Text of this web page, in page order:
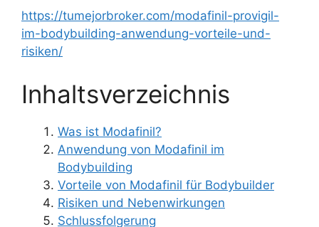
https://tumejorbroker.com/modafinil-provigil-
im-bodybuilding-anwendung-vorteile-und-
risiken/
Inhaltsverzeichnis
Was ist Modafinil?
Anwendung von Modafinil im
Bodybuilding
Vorteile von Modafinil für Bodybuilder
Risiken und Nebenwirkungen
Schlussfolgerung